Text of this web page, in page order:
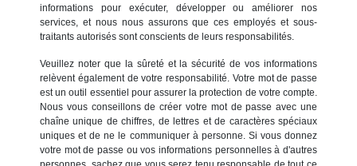
informations pour exécuter, développer ou améliorer nos
services, et nous nous assurons que ces employés et sous-
traitants autorisés sont conscients de leurs responsabilités.
Veuillez noter que la sûreté et la sécurité de vos informations
relèvent également de votre responsabilité. Votre mot de passe
est un outil essentiel pour assurer la protection de votre compte.
Nous vous conseillons de créer votre mot de passe avec une
chaîne unique de chiffres, de lettres et de caractères spéciaux
uniques et de ne le communiquer à personne. Si vous donnez
votre mot de passe ou vos informations personnelles à d'autres